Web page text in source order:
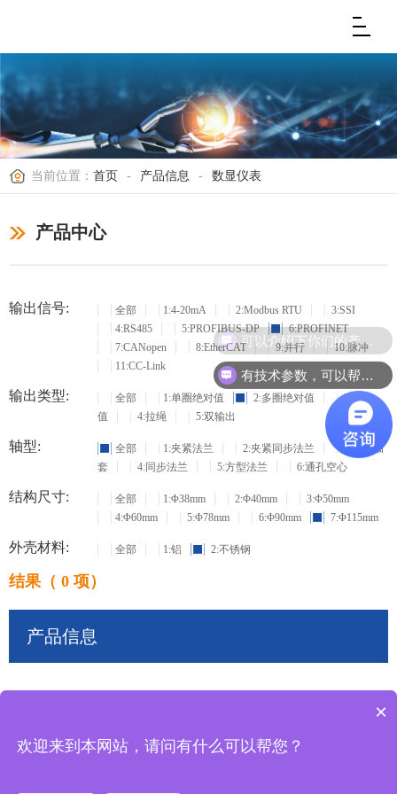
当前位置： 首页 - 产品信息 - 数显仪表
产品中心
输出信号: 全部 1:4-20mA 2:Modbus RTU
3:SSI
4:RS485
5:PROFIBUS-DP
6:PROFINET
7:CANopen
8:EtherCAT 9:并行
10:脉冲
11:CC-Link
输出类型: 全部 1:单圈绝对值 2:多圈绝对值
3:增量
值
4:拉绳 5:双输出
轴型: 全部 1:夹紧法兰 2:夹紧同步法兰
3:盲孔轴
套
4:同步法兰 5:方型法兰 6:通孔空心
结构尺寸: 全部 1:Φ38mm 2:Φ40mm
3:Φ50mm
4:Φ60mm
5:Φ78mm 6:Φ90mm 7:Φ115mm
外壳材料: 全部 1:铝 2:不锈钢
结果（ 0 项）
产品信息
有技术参数，可以帮忙选型吗？
×
欢迎来到本网站，请问有什么可以帮您？